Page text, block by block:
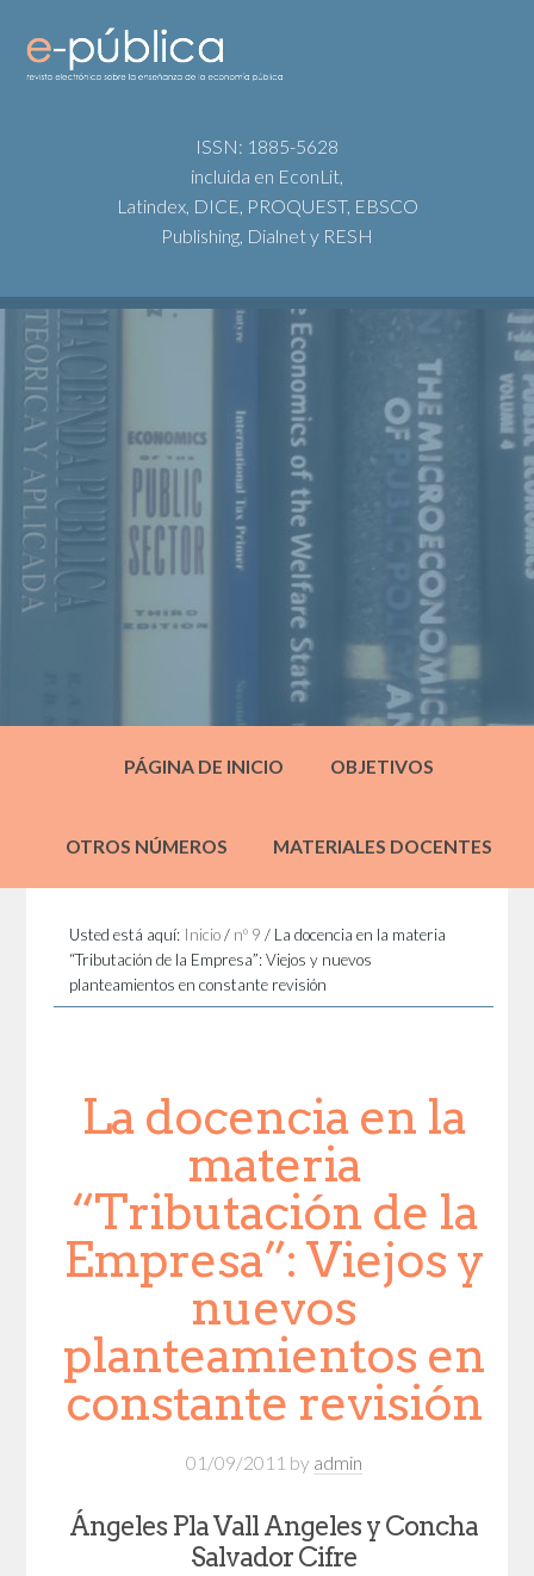
ISSN: 1885-5628
incluida en EconLit,
Latindex, DICE, PROQUEST, EBSCO
Publishing, Dialnet y RESH
PÁGINA DE INICIO OBJETIVOS
OTROS NÚMEROS MATERIALES DOCENTES
Usted está aquí: Inicio / nº 9 / La docencia en la materia
“Tributación de la Empresa”: Viejos y nuevos
planteamientos en constante revisión
La docencia en la
materia
“Tributación de la
Empresa”: Viejos y
nuevos
planteamientos en
constante revisión
01/09/2011 by admin
Ángeles Pla Vall Angeles y Concha
Salvador Cifre